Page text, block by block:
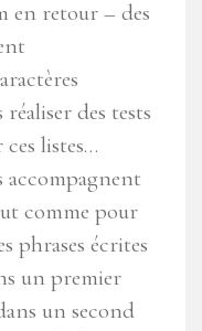
en retour – des
des tests
listes…
accompagnent
comme pour
phrases écrites
un premier
un second